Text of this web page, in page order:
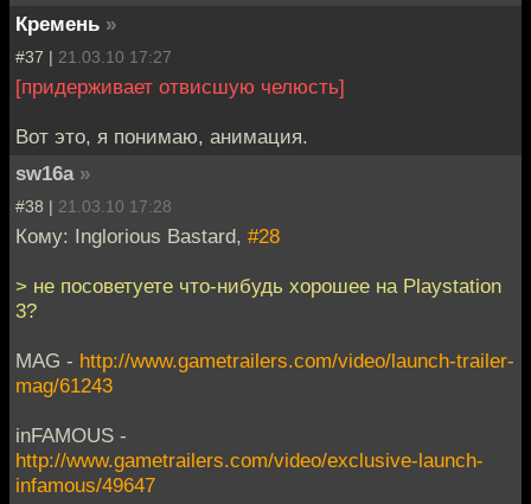
Кремень »
#37 | 21.03.10 17:27
[придерживает отвисшую челюсть]
Вот это, я понимаю, анимация.
sw16a »
#38 | 21.03.10 17:28
Кому: Inglorious Bastard, #28
> не посоветуете что-нибудь хорошее на Playstation
3?
MAG - http://www.gametrailers.com/video/launch-trailer-
mag/61243
inFAMOUS -
http://www.gametrailers.com/video/exclusive-launch-
infamous/49647